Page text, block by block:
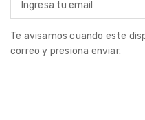
Te avisamos cuando este
correo y presiona enviar.